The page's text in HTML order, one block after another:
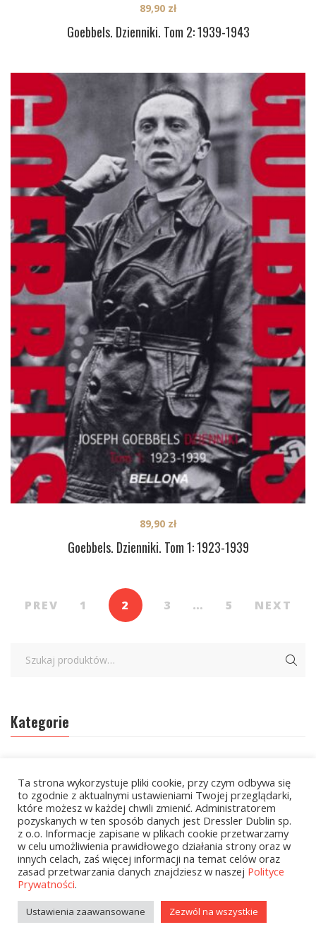
Goebbels. Dzienniki. Tom 2: 1939-1943
89,90 zł
Goebbels. Dzienniki. Tom 1: 1923-1939
89,90 zł
PREV 1 2 3 … 5 NEXT
Kategorie
Kolekcje Biedronka
Kolekcje Biedronka - 16.02.2026
Wielcy Humaniści - 16.02.2026
Wielcy Humaniści – 02.03.2026
Kolekcje Biedronka - 16.03.2026
Ta strona wykorzystuje pliki cookie, przy czym odbywa się
to zgodnie z aktualnymi ustawieniami Twojej przeglądarki,
które możesz w każdej chwili zmienić. Administratorem
pozyskanych w ten sposób danych jest Dressler Dublin sp.
z o.o. Informacje zapisane w plikach cookie przetwarzamy
w celu umożliwienia prawidłowego działania strony oraz w
innych celach, zaś więcej informacji na temat celów oraz
zasad przetwarzania danych znajdziesz w naszej Polityce
Prywatności.
Ustawienia zaawansowane Zezwól na wszystkie